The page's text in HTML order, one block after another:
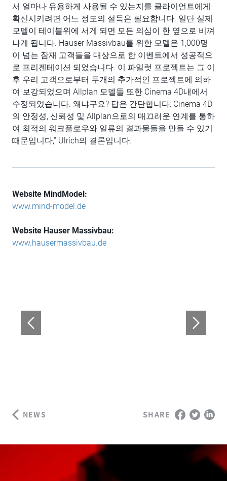
서 얼마나 유용하게 사용될 수 있는지를 클라이언트에게
확신시키려면 어느 정도의 설득은 필요합니다. 일단 실제
모델이 테이블위에 서게 되면 모든 의심이 한 옆으로 비껴
나게 됩니다. Hauser Massivbau를 위한 모델은 1,000명
이 넘는 잠재 고객들을 대상으로 한 이벤트에서 성공적으
로 프리젠테이션 되었습니다. 이 파일럿 프로젝트는 그 이
후 우리 고객으로부터 두개의 추가적인 프로젝트에 의하
여 보강되었으며 Allplan 모델들 또한 Cinema 4D내에서
수정되었습니다. 왜냐구요? 답은 간단합니다: Cinema 4D
의 안정성, 신뢰성 및 Allplan으로의 매끄러운 연계를 통하
여 최적의 워크플로우와 일류의 결과물들을 만들 수 있기
때문입니다,” Ulrich의 결론입니다.
Website MindModel:
www.mind-model.de
Website Hauser Massivbau:
www.hausermassivbau.de
NEWS SHARE